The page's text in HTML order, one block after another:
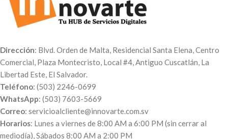
Dirección: Blvd. Orden de Malta, Residencial Santa Elena, Centro
Comercial, Plaza Montecristo, Local #4, Antiguo Cuscatlán, La
Libertad Este, El Salvador.
Teléfono: (503) 2246-0699
WhatsApp: (503) 7603-5669
Correo: servicioalcliente@innovarte.com.sv
Horarios: Lunes a viernes de 8:00 AM a 6:00 PM (sin cerrar al
mediodía), Sábados 8:00 AM a 2:00 PM